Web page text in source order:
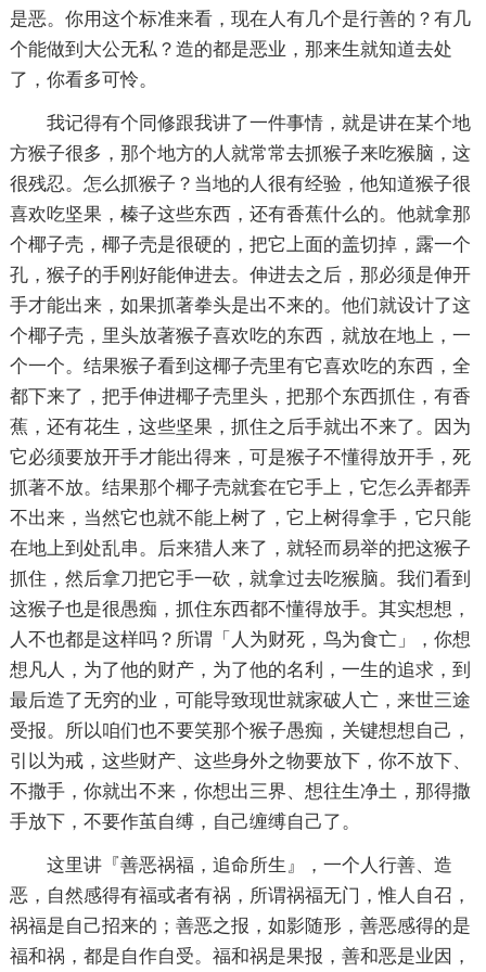
是恶。你用这个标准来看，现在人有几个是行善的？有几
个能做到大公无私？造的都是恶业，那来生就知道去处
了，你看多可怜。
我记得有个同修跟我讲了一件事情，就是讲在某个地
方猴子很多，那个地方的人就常常去抓猴子来吃猴脑，这
很残忍。怎么抓猴子？当地的人很有经验，他知道猴子很
喜欢吃坚果，榛子这些东西，还有香蕉什么的。他就拿那
个椰子壳，椰子壳是很硬的，把它上面的盖切掉，露一个
孔，猴子的手刚好能伸进去。伸进去之后，那必须是伸开
手才能出来，如果抓著拳头是出不来的。他们就设计了这
个椰子壳，里头放著猴子喜欢吃的东西，就放在地上，一
个一个。结果猴子看到这椰子壳里有它喜欢吃的东西，全
都下来了，把手伸进椰子壳里头，把那个东西抓住，有香
蕉，还有花生，这些坚果，抓住之后手就出不来了。因为
它必须要放开手才能出得来，可是猴子不懂得放开手，死
抓著不放。结果那个椰子壳就套在它手上，它怎么弄都弄
不出来，当然它也就不能上树了，它上树得拿手，它只能
在地上到处乱串。后来猎人来了，就轻而易举的把这猴子
抓住，然后拿刀把它手一砍，就拿过去吃猴脑。我们看到
这猴子也是很愚痴，抓住东西都不懂得放手。其实想想，
人不也都是这样吗？所谓「人为财死，鸟为食亡」，你想
想凡人，为了他的财产，为了他的名利，一生的追求，到
最后造了无穷的业，可能导致现世就家破人亡，来世三途
受报。所以咱们也不要笑那个猴子愚痴，关键想想自己，
引以为戒，这些财产、这些身外之物要放下，你不放下、
不撒手，你就出不来，你想出三界、想往生净土，那得撒
手放下，不要作茧自缚，自己缠缚自己了。
这里讲『善恶祸福，追命所生』，一个人行善、造
恶，自然感得有福或者有祸，所谓祸福无门，惟人自召，
祸福是自己招来的；善恶之报，如影随形，善恶感得的是
福和祸，都是自作自受。福和祸是果报，善和恶是业因，